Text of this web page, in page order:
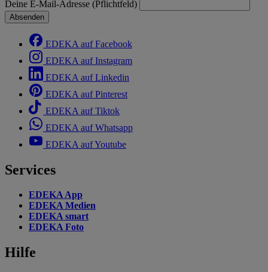
Deine E-Mail-Adresse (Pflichtfeld)
Absenden
EDEKA auf Facebook
EDEKA auf Instagram
EDEKA auf Linkedin
EDEKA auf Pinterest
EDEKA auf Tiktok
EDEKA auf Whatsapp
EDEKA auf Youtube
Services
EDEKA App
EDEKA Medien
EDEKA smart
EDEKA Foto
Hilfe